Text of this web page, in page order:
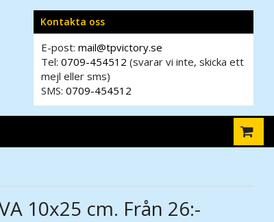
Kontakta oss
E-post: mail@tpvictory.se
Tel: 0709-454512 (svarar vi inte, skicka ett
mejl eller sms)
SMS: 0709-454512
10x25 cm. Från 26:-